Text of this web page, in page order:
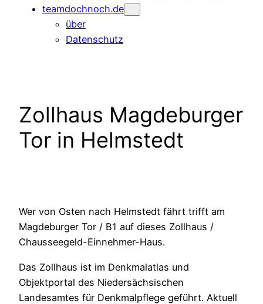
teamdochnoch.de
über
Datenschutz
Zollhaus Magdeburger
Tor in Helmstedt
Wer von Osten nach Helmstedt fährt trifft am
Magdeburger Tor / B1 auf dieses Zollhaus /
Chausseegeld-Einnehmer-Haus.
Das Zollhaus ist im Denkmalatlas und
Objektportal des Niedersächsischen
Landesamtes für Denkmalpflege geführt. Aktuell